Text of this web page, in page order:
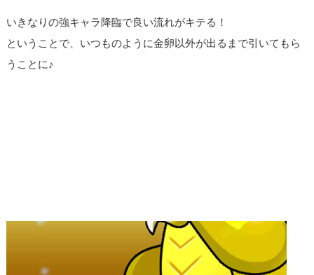
いきなりの強キャラ降臨で良い流れがキテる！
ということで、いつものように金卵以外が出るまで引いてもら
うことに♪